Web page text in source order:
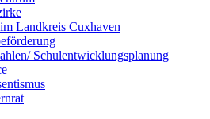
Landkreis Cuxhaven
Schulentwicklungsplanung